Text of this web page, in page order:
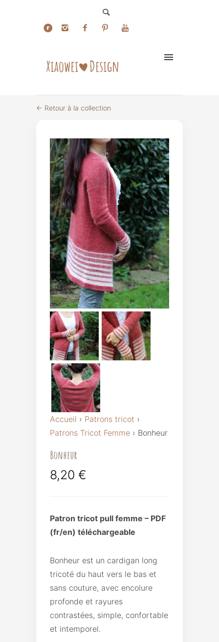
← Retour à la collection
Accueil › Patrons tricot ›
Patrons Tricot Femme › Bonheur
Bonheur
8,20 €
Patron tricot pull femme – PDF
(fr/en) téléchargeable
Bonheur est un cardigan long
tricoté du haut vers le bas et
sans couture, avec encolure
profonde et rayures
contrastées, simple, confortable
et intemporel.